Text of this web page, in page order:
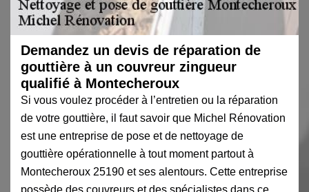
Demandez un devis de réparation de
gouttière à un couvreur zingueur
qualifié à Montecheroux
Si vous voulez procéder à l’entretien ou la réparation
de votre gouttière, il faut savoir que Michel Rénovation
est une entreprise de pose et de nettoyage de
gouttière opérationnelle à tout moment partout à
Montecheroux 25190 et ses alentours. Cette entreprise
possède des couvreurs et des spécialistes dans ce